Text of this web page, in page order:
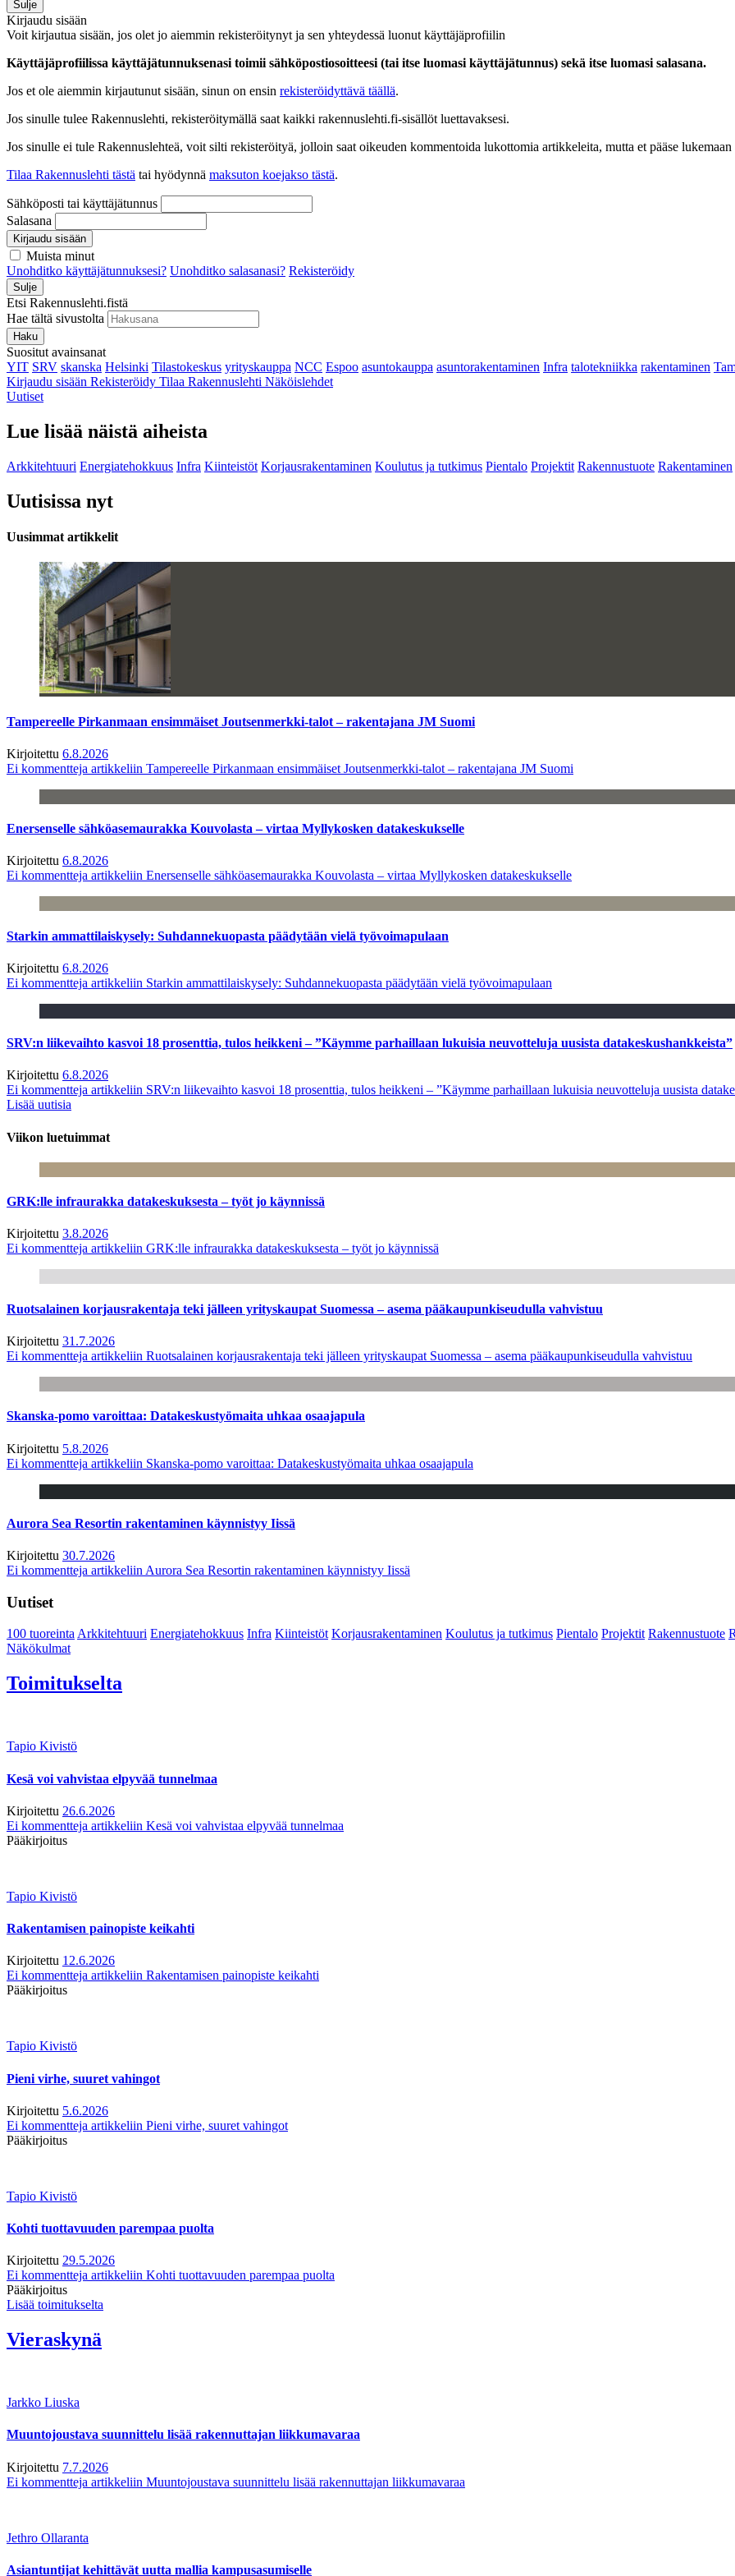
Sulje
Kirjaudu sisään
Voit kirjautua sisään, jos olet jo aiemmin rekisteröitynyt ja sen yhteydessä luonut käyttäjäprofiilin
Käyttäjäprofiilissa käyttäjätunnuksenasi toimii sähköpostiosoitteesi (tai itse luomasi käyttäjätunnus) sekä itse luomasi salasana.
Jos et ole aiemmin kirjautunut sisään, sinun on ensin rekisteröidyttävä täällä.
Jos sinulle tulee Rakennuslehti, rekisteröitymällä saat kaikki rakennuslehti.fi-sisällöt luettavaksesi.
Jos sinulle ei tule Rakennuslehteä, voit silti rekisteröityä, jolloin saat oikeuden kommentoida lukottomia artikkeleita, mutta et pääse
Tilaa Rakennuslehti tästä tai hyödynnä maksuton koejakso tästä.
Sähköposti tai käyttäjätunnus
Salasana
Kirjaudu sisään
Muista minut
Unohditko käyttäjätunnuksesi? Unohditko salasanasi? Rekisteröidy
Sulje
Etsi Rakennuslehti.fistä
Hae tältä sivustolta
Haku
Suositut avainsanat
YIT SRV skanska Helsinki Tilastokeskus yrityskauppa NCC Espoo asuntokauppa asuntorakentaminen Infra talotekniikka rakentaminen
Kirjaudu sisään Rekisteröidy Tilaa Rakennuslehti Näköislehdet
Uutiset
Lue lisää näistä aiheista
Arkkitehtuuri Energiatehokkuus Infra Kiinteistöt Korjausrakentaminen Koulutus ja tutkimus Pientalo Projektit Rakennustuote Rakentaminen
Uutisissa nyt
Uusimmat artikkelit
Tampereelle Pirkanmaan ensimmäiset Joutsenmerkki-talot – rakentajana JM Suomi
Kirjoitettu 6.8.2026
Ei kommentteja artikkeliin Tampereelle Pirkanmaan ensimmäiset Joutsenmerkki-talot – rakentajana JM Suomi
Enersenselle sähköasemaurakka Kouvolasta – virtaa Myllykosken datakeskukselle
Kirjoitettu 6.8.2026
Ei kommentteja artikkeliin Enersenselle sähköasemaurakka Kouvolasta – virtaa Myllykosken datakeskukselle
Starkin ammattilaiskysely: Suhdannekuopasta päädytään vielä työvoimapulaan
Kirjoitettu 6.8.2026
Ei kommentteja artikkeliin Starkin ammattilaiskysely: Suhdannekuopasta päädytään vielä työvoimapulaan
SRV:n liikevaihto kasvoi 18 prosenttia, tulos heikkeni – ”Käymme parhaillaan lukuisia neuvotteluja uusista datakeskushankkeista”
Kirjoitettu 6.8.2026
Ei kommentteja artikkeliin SRV:n liikevaihto kasvoi 18 prosenttia, tulos heikkeni – ”Käymme parhaillaan lukuisia neuvotteluja uusista
Lisää uutisia
Viikon luetuimmat
GRK:lle infraurakka datakeskuksesta – työt jo käynnissä
Kirjoitettu 3.8.2026
Ei kommentteja artikkeliin GRK:lle infraurakka datakeskuksesta – työt jo käynnissä
Ruotsalainen korjausrakentaja teki jälleen yrityskaupat Suomessa – asema pääkaupunkiseudulla vahvistuu
Kirjoitettu 31.7.2026
Ei kommentteja artikkeliin Ruotsalainen korjausrakentaja teki jälleen yrityskaupat Suomessa – asema pääkaupunkiseudulla vahvistuu
Skanska-pomo varoittaa: Datakeskustyömaita uhkaa osaajapula
Kirjoitettu 5.8.2026
Ei kommentteja artikkeliin Skanska-pomo varoittaa: Datakeskustyömaita uhkaa osaajapula
Aurora Sea Resortin rakentaminen käynnistyy Iissä
Kirjoitettu 30.7.2026
Ei kommentteja artikkeliin Aurora Sea Resortin rakentaminen käynnistyy Iissä
Uutiset
100 tuoreintaArkkitehtuuri Energiatehokkuus Infra Kiinteistöt Korjausrakentaminen Koulutus ja tutkimus Pientalo Projektit Rakennustuote
Näkökulmat
Toimitukselta
Tapio Kivistö
Kesä voi vahvistaa elpyvää tunnelmaa
Kirjoitettu 26.6.2026
Ei kommentteja artikkeliin Kesä voi vahvistaa elpyvää tunnelmaa
Pääkirjoitus
Tapio Kivistö
Rakentamisen painopiste keikahti
Kirjoitettu 12.6.2026
Ei kommentteja artikkeliin Rakentamisen painopiste keikahti
Pääkirjoitus
Tapio Kivistö
Pieni virhe, suuret vahingot
Kirjoitettu 5.6.2026
Ei kommentteja artikkeliin Pieni virhe, suuret vahingot
Pääkirjoitus
Tapio Kivistö
Kohti tuottavuuden parempaa puolta
Kirjoitettu 29.5.2026
Ei kommentteja artikkeliin Kohti tuottavuuden parempaa puolta
Pääkirjoitus
Lisää toimitukselta
Vieraskynä
Jarkko Liuska
Muuntojoustava suunnittelu lisää rakennuttajan liikkumavaraa
Kirjoitettu 7.7.2026
Ei kommentteja artikkeliin Muuntojoustava suunnittelu lisää rakennuttajan liikkumavaraa
Jethro Ollaranta
Asiantuntijat kehittävät uutta mallia kampusasumiselle